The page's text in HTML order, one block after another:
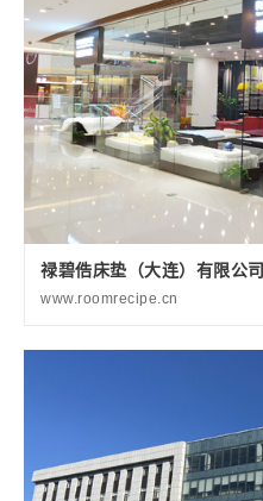
禄碧俈床垫（大连）有限公司
www.roomrecipe.cn